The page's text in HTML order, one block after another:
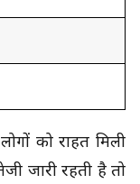
को राहत मिली
जारी रहती है तो